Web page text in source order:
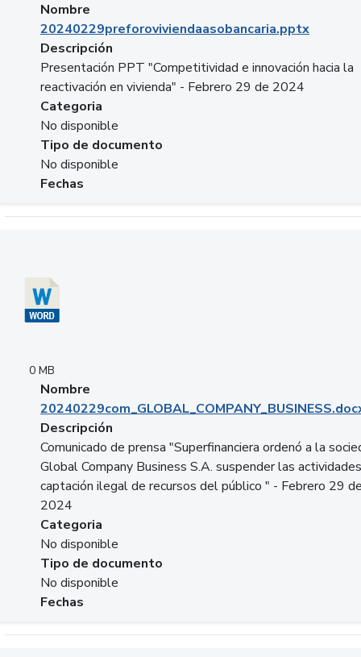
Nombre
20240229preforoviviendaasobancaria.pptx
Descripción
Presentación PPT "Competitividad e innovación hacia la
reactivación en vivienda" - Febrero 29 de 2024
Categoria
No disponible
Tipo de documento
No disponible
Fechas
0 MB
Nombre
Descripción
Comunicado de prensa "Superfinanciera ordenó a la
Global Company Business S.A. suspender las
captación ilegal de recursos del público " - Febrero 29
2024
Categoria
No disponible
Tipo de documento
No disponible
Fechas